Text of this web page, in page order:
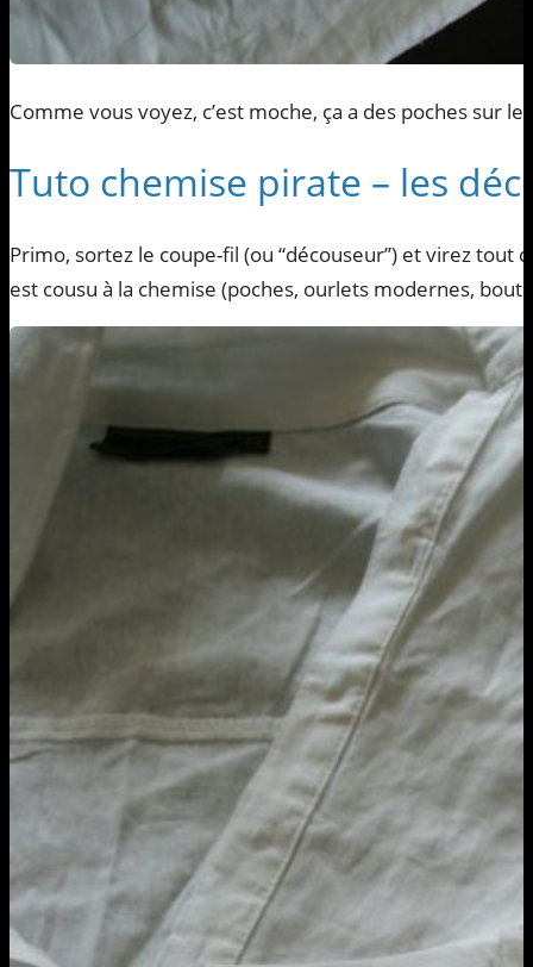
Comme vous voyez, c’est moche, ça a des poches sur
Tuto chemise pirate – les
Primo, sortez le coupe-fil (ou “découseur”) et virez tout
est cousu à la chemise (poches, ourlets modernes,